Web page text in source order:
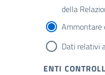
della
Ammontare
Dati relativi
ENTI